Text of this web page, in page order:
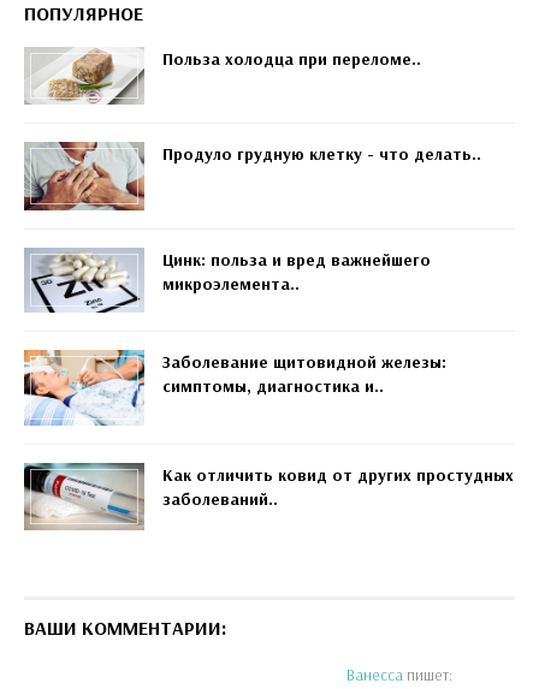
ПОПУЛЯРНОЕ
Польза холодца при переломе..
Продуло грудную клетку - что делать..
Цинк: польза и вред важнейшего
микроэлемента..
Заболевание щитовидной железы:
симптомы, диагностика и..
Как отличить ковид от других простудных
заболеваний..
ВАШИ КОММЕНТАРИИ:
Ванесса пишет: